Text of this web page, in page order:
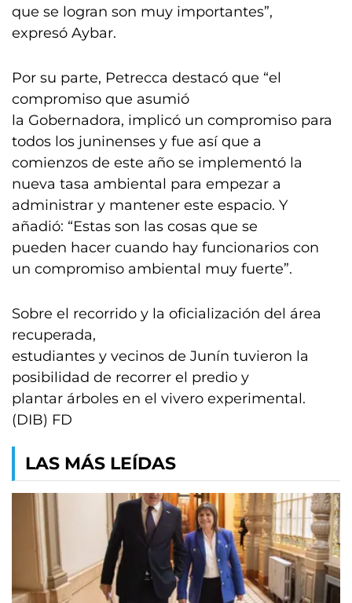
que se logran son muy importantes”,
expresó Aybar.
Por su parte, Petrecca destacó que “el
compromiso que asumió
la Gobernadora, implicó un compromiso para
todos los juninenses y fue así que a
comienzos de este año se implementó la
nueva tasa ambiental para empezar a
administrar y mantener este espacio. Y
añadió: “Estas son las cosas que se
pueden hacer cuando hay funcionarios con
un compromiso ambiental muy fuerte”.
Sobre el recorrido y la oficialización del área
recuperada,
estudiantes y vecinos de Junín tuvieron la
posibilidad de recorrer el predio y
plantar árboles en el vivero experimental.
(DIB) FD
LAS MÁS LEÍDAS